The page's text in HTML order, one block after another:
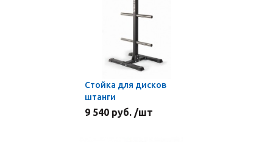
Стойка для дисков
штанги
9 540 руб. /шт